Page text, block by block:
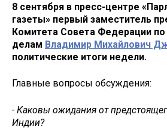
8 сентября в пресс-центре
газеты» первый заместитель
Комитета Совета Федерации
делам Владимир Михайлович
политические итоги недели.
Главные вопросы обсуждения:
- Каковы ожидания от
Индии?